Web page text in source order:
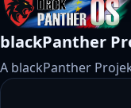
blackPanther
A blackPanther